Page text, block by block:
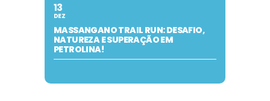
13
DEZ
MASSANGANO TRAIL RUN: DESAFIO,
NATUREZA E SUPERAÇÃO EM
PETROLINA!